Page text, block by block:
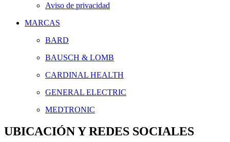
Aviso de privacidad
MARCAS
BARD
BAUSCH & LOMB
CARDINAL HEALTH
GENERAL ELECTRIC
MEDTRONIC
UBICACIÓN Y REDES SOCIALES